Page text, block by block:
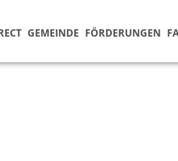
GEMEINDE FÖRDERUNGEN